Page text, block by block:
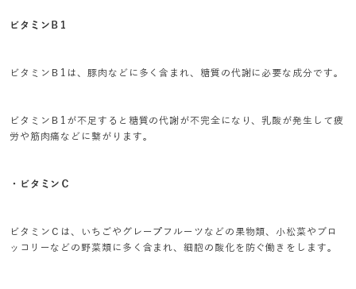
ビタミンＢ1
ビタミンＢ1は、豚肉などに多く含まれ、糖質の代謝に必要な成分です。
ビタミンＢ1が不足すると糖質の代謝が不完全になり、乳酸が発生して疲
労や筋肉痛などに繋がります。
・ビタミンＣ
ビタミンＣは、いちごやグレープフルーツなどの果物類、小松菜やブロ
ッコリーなどの野菜類に多く含まれ、細胞の酸化を防ぐ働きをします。